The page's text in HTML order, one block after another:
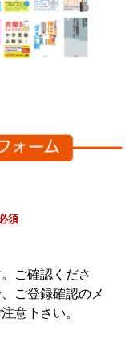
須
ご確認くださ
ご登録確認のメ
意下さい。